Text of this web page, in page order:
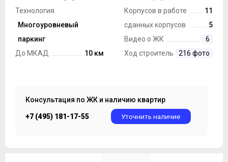
Технология
строительстваМонолит, Панель
Парковка
Многоуровневый
паркинг
До МКАД
10 км
Корпусов в работе
11
сданных корпусов
5
Видео о ЖК
6
Ход строительства216 фото
Консультация по ЖК и наличию квартир
+7 (495) 181-17-55 Уточнить наличие